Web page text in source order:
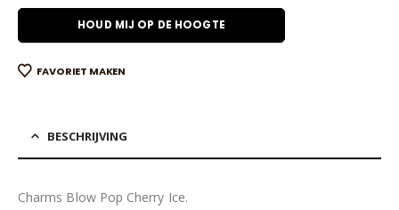
HOUD MIJ OP DE HOOGTE
FAVORIET MAKEN
BESCHRIJVING
Charms Blow Pop Cherry Ice.